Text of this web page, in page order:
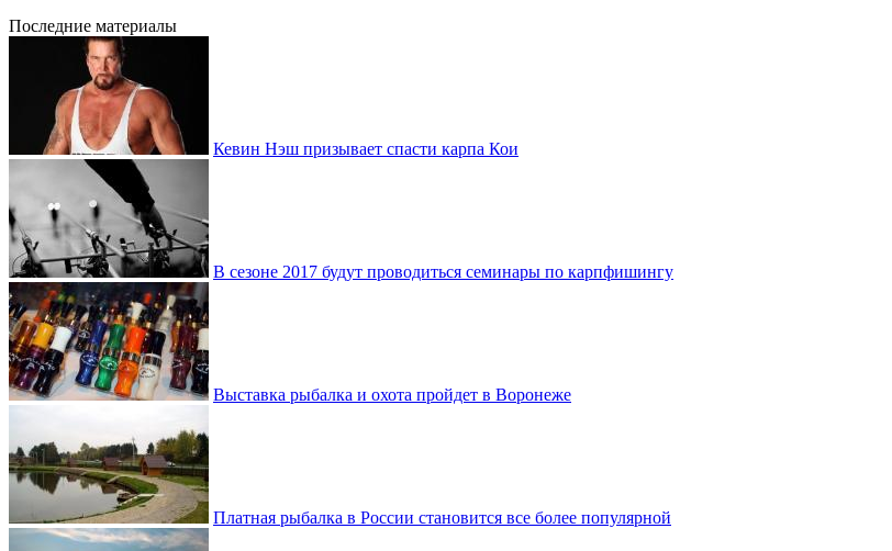
Последние материалы
Кевин Нэш призывает спасти карпа Кои
В сезоне 2017 будут проводиться семинары по карпфишингу
Выставка рыбалка и охота пройдет в Воронеже
Платная рыбалка в России становится все более популярной